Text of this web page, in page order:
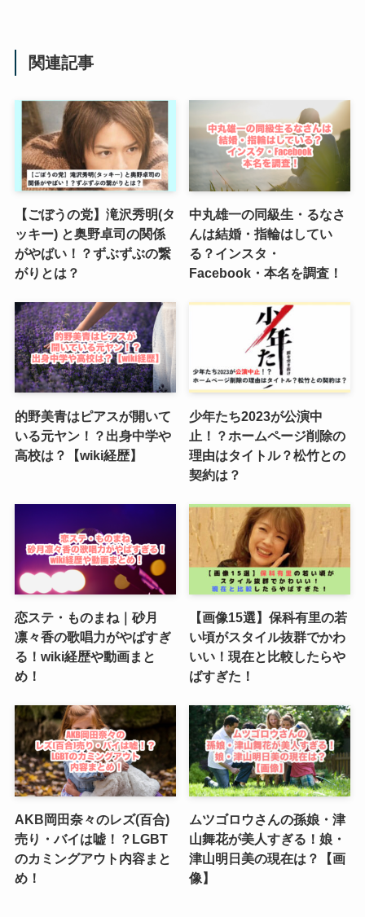
関連記事
【ごぼうの党】滝沢秀明(タ
ッキー) と奥野卓司の関係
がやばい！？ずぶずぶの繋
がりとは？
中丸雄一の同級生・るなさ
んは結婚・指輪はしてい
る？インスタ・
Facebook・本名を調査！
的野美青はピアスが開いて
いる元ヤン！？出身中学や
高校は？【wiki経歴】
少年たち2023が公演中
止！？ホームページ削除の
理由はタイトル？松竹との
契約は？
恋ステ・ものまね｜砂月
凛々香の歌唱力がやばすぎ
る！wiki経歴や動画まと
め！
【画像15選】保科有里の若
い頃がスタイル抜群でかわ
いい！現在と比較したらや
ばすぎた！
AKB岡田奈々のレズ(百合)
売り・バイは嘘！？LGBT
のカミングアウト内容まと
め！
ムツゴロウさんの孫娘・津
山舞花が美人すぎる！娘・
津山明日美の現在は？【画
像】